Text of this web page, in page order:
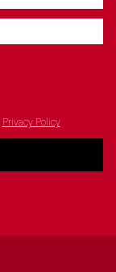
Privacy Policy